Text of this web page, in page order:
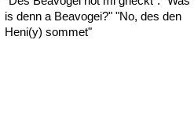
dringend/ eilig eiwändi nach Innen
gerichtet/ besinnlich feigln/ hunzn
etwas klappt/ funktioniert nicht gach
is denn a Beavogei?" "No, des den
Heni(y) sommet"